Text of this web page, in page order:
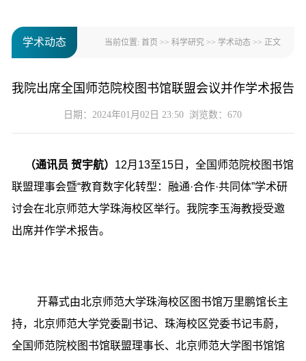
学术动态 当前位置:首页 >>科学研究 >> 学术动态 >> 正文
我院出席全国师范院校图书馆联盟会议并作学术报告
日期：2024年01月02日 23:50 浏览数：670
（通讯员 贺宇航） 12月13至15日，全国师范院校图书馆
联盟理事会暨“教育数字化转型：融通·合作·共同体”学术研
讨会在北京师范大学珠海校区举行。我院李玉海教授受邀
出席并作学术报告。
开幕式由北京师范大学珠海校区图书馆万里鹏馆长主
持， 北京师范大学党委副书记、珠海校区党委书记韦蔚，
全国师范院校图书馆联盟理事长、北京师范大学图书馆馆